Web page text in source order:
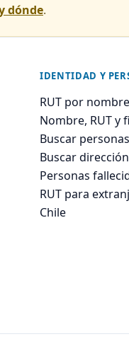
dónde.
IDENTIDAD Y
RUT por nombre
Nombre, RUT y
Buscar
Buscar
Personas
RUT para
Chile